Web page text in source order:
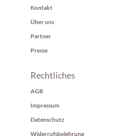
Kontakt
Über uns
Partner
Presse
Rechtliches
AGB
Impressum
Datenschutz
Widerrufsbelehrung